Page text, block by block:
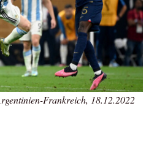
Frankreich, 18.12.2022